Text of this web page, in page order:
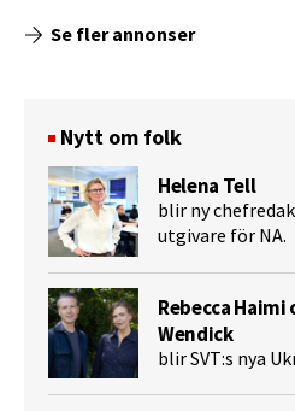
Se fler annonser
Nytt om folk
Helena Tell
blir ny
utgivare för NA.
Rebecca
Wendick
blir SVT:s nya